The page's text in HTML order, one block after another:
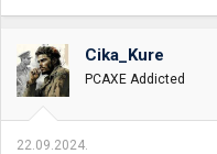
Cika_Kure
PCAXE Addicted
22.09.2024.